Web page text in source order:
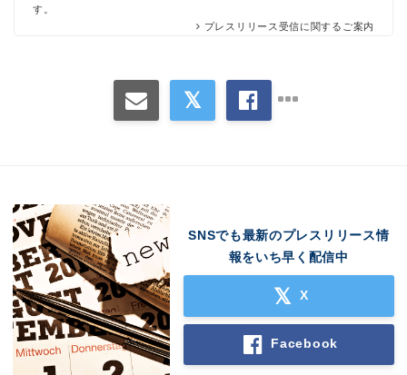
す。
プレスリリース受信に関するご案内
SNSでも最新のプレスリリース情
報をいち早く配信中
X
Facebook